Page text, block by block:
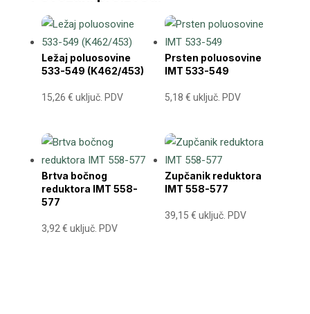
Ležaj poluosovine
533-549 (K462/453)
15,26 € uključ. PDV
Prsten poluosovine
IMT 533-549
5,18€ uključ. PDV
Brtva bočnog
reduktora IMT 558-
577
3,92€ uključ. PDV
Zupčanik reduktora
IMT 558-577
39,15€ uključ. PDV